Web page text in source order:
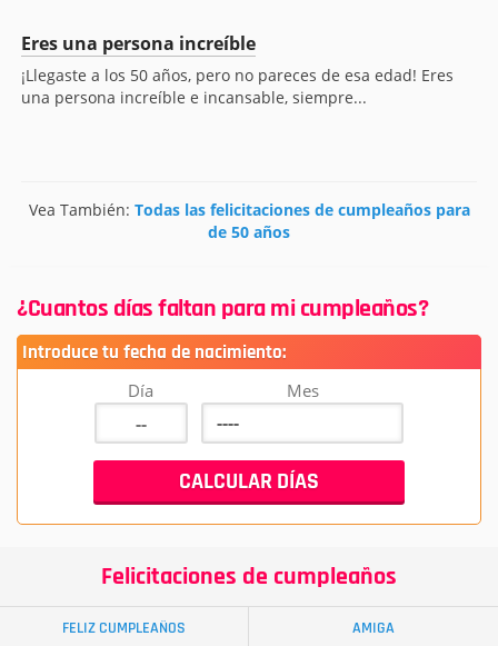
Eres una persona increíble
¡Llegaste a los 50 años, pero no pareces de esa edad! Eres
una persona increíble e incansable, siempre...
Vea También: Todas las felicitaciones de cumpleaños para
de 50 años
¿Cuantos días faltan para mi cumpleaños?
Introduce tu fecha de nacimiento:
Día Mes
Felicitaciones de cumpleaños
FELIZ CUMPLEAÑOS AMIGA